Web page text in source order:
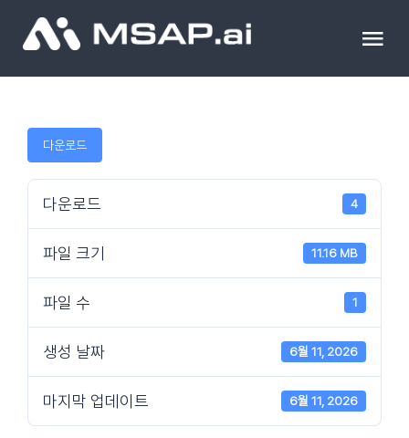
조달물품
컨설팅
이벤트 & 세미나
블로그
다운로드
다운로드 4
파일 크기 11.16 MB
파일 수 1
생성 날짜 6월 11, 2026
마지막 업데이트 6월 11, 2026